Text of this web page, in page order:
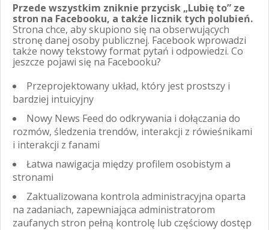
Przede wszystkim zniknie przycisk „Lubię to” ze
stron na Facebooku, a także licznik tych polubień.
Strona chce, aby skupiono się na obserwujących
stronę danej osoby publicznej. Facebook wprowadzi
także nowy tekstowy format pytań i odpowiedzi. Co
jeszcze pojawi się na Facebooku?
Przeprojektowany układ, który jest prostszy i
bardziej intuicyjny
Nowy News Feed do odkrywania i dołączania do
rozmów, śledzenia trendów, interakcji z rówieśnikami
i interakcji z fanami
Łatwa nawigacja między profilem osobistym a
stronami
Zaktualizowana kontrola administracyjna oparta
na zadaniach, zapewniająca administratorom
zaufanych stron pełną kontrolę lub częściowy dostęp